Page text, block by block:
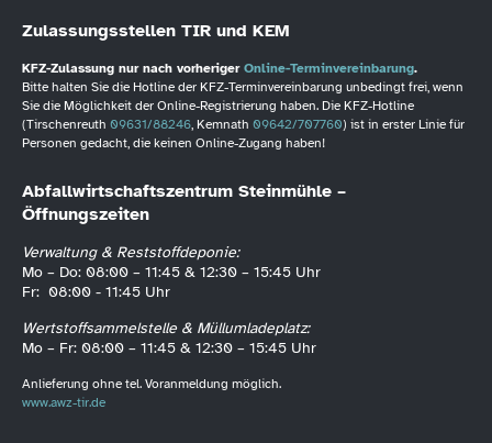
Zulassungsstellen TIR und KEM
KFZ-Zulassung nur nach vorheriger Online-Terminvereinbarung.
Bitte halten Sie die Hotline der KFZ-Terminvereinbarung unbedingt frei, wenn
Sie die Möglichkeit der Online-Registrierung haben. Die KFZ-Hotline
(Tirschenreuth 09631/88246, Kemnath 09642/707760) ist in erster Linie für
Personen gedacht, die keinen Online-Zugang haben!
Abfallwirtschaftszentrum Steinmühle –
Öffnungszeiten
Verwaltung & Reststoffdeponie:
Mo – Do: 08:00 – 11:45 & 12:30 – 15:45 Uhr
Fr: 08:00 - 11:45 Uhr
Wertstoffsammelstelle & Müllumladeplatz:
Mo – Fr: 08:00 – 11:45 & 12:30 – 15:45 Uhr
Anlieferung ohne tel. Voranmeldung möglich.
www.awz-tir.de